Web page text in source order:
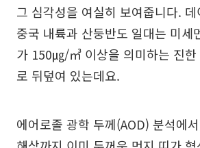
그 심각성을 여실히 보여줍니다.
중국 내륙과 산둥반도 일대는 미세
가 150㎍/㎥ 이상을 의미하는 진
로 뒤덮여 있는데요.
에어로졸 광학 두께(AOD) 분석에